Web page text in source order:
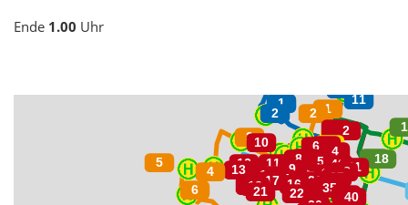
Ende 1.00 Uhr